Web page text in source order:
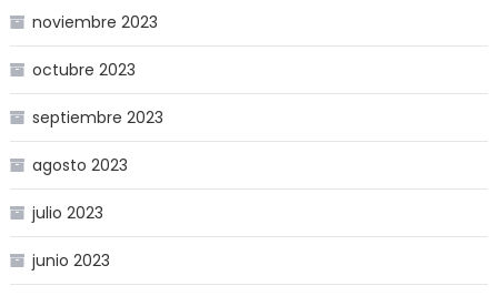
noviembre 2023
octubre 2023
septiembre 2023
agosto 2023
julio 2023
junio 2023